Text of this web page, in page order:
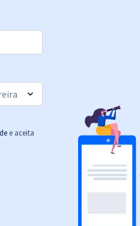
e aceita